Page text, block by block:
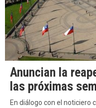
Anuncian la
las próximas
En diálogo con el noticiero